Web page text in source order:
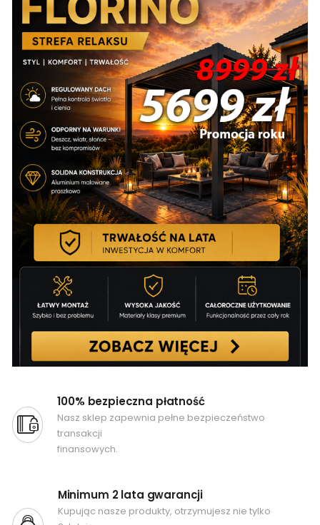
100% bezpieczna płatność
Nasz sklep zapewnia pełne bezpieczeństwo
transakcji
finansowych.
Minimum 2 lata gwarancji
Kupując nasze produkty, otrzymujesz nie tylko